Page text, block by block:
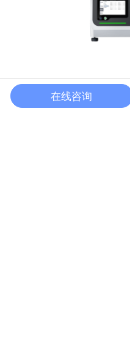
microArch
在线咨询